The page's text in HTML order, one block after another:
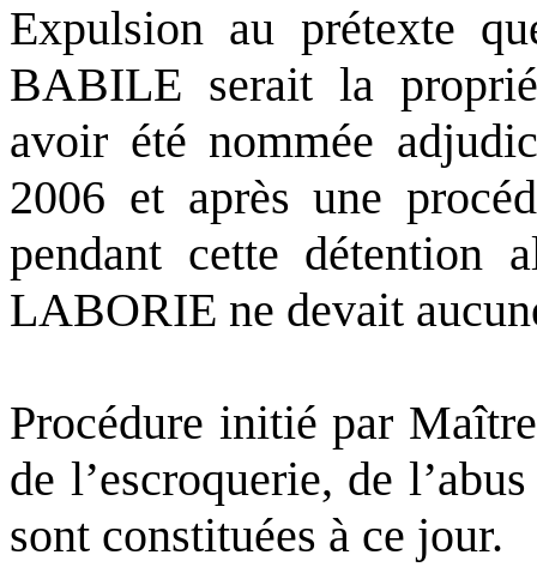
Expulsion au prétexte
BABILE serait la
avoir été nommée
2006 et après une
pendant cette détention
LABORIE ne devait
Procédure initié par
de l’escroquerie, de
sont constituées à ce jour.